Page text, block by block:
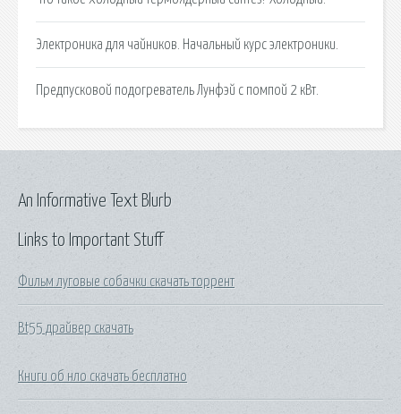
Электроника для чайников. Начальный курс электроники.
Предпусковой подогреватель Лунфэй с помпой 2 кВт.
Links to Important Stuff
Фильм луговые собачки скачать торрент
Bt55 драйвер скачать
Книги об нло скачать бесплатно
An Informative Text Blurb